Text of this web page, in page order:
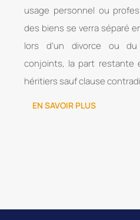
usage personnel ou
des biens se verra séparé
lors d’un divorce ou
conjoints, la part restante
héritiers sauf clause
EN SAVOIR PLUS